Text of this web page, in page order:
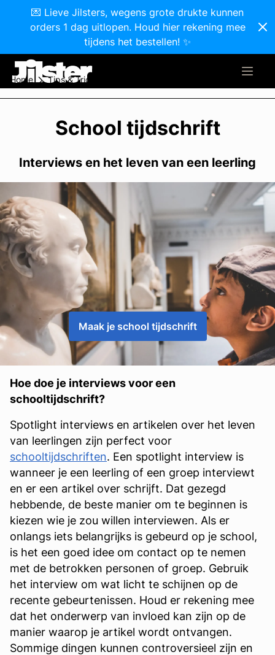
💌 Lieve Jilsters, wegens grote drukte kunnen
orders 1 dag uitlopen. Houd hier rekening mee
tijdens het bestellen! ✨
Home Tips & Tricks
School tijdschrift
Interviews en het leven van een leerling
Maak je school tijdschrift
Hoe doe je interviews voor een
schooltijdschrift?
Spotlight interviews en artikelen over het leven
van leerlingen zijn perfect voor
schooltijdschriften. Een spotlight interview is
wanneer je een leerling of een groep interviewt
en er een artikel over schrijft. Dat gezegd
hebbende, de beste manier om te beginnen is
kiezen wie je zou willen interviewen. Als er
onlangs iets belangrijks is gebeurd op je school,
is het een goed idee om contact op te nemen
met de betrokken personen of groep. Gebruik
het interview om wat licht te schijnen op de
recente gebeurtenissen. Houd er rekening mee
dat het onderwerp van invloed kan zijn op de
manier waarop je artikel wordt ontvangen.
Sommige dingen kunnen controversieel zijn en